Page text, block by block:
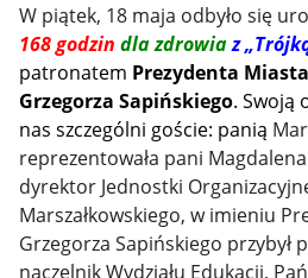
W piątek, 18 maja odbyło się
168 godzin dla zdrowiaz
patronatem Prezydenta
Grzegorza Sapińskiego. Swoją
nas szczególni goście: panią
reprezentowała pani
dyrektor Jednostki
Marszałkowskiego, w imieniu
Grzegorza Sapińskiego przybył
naczelnik Wydziału Edukacji,